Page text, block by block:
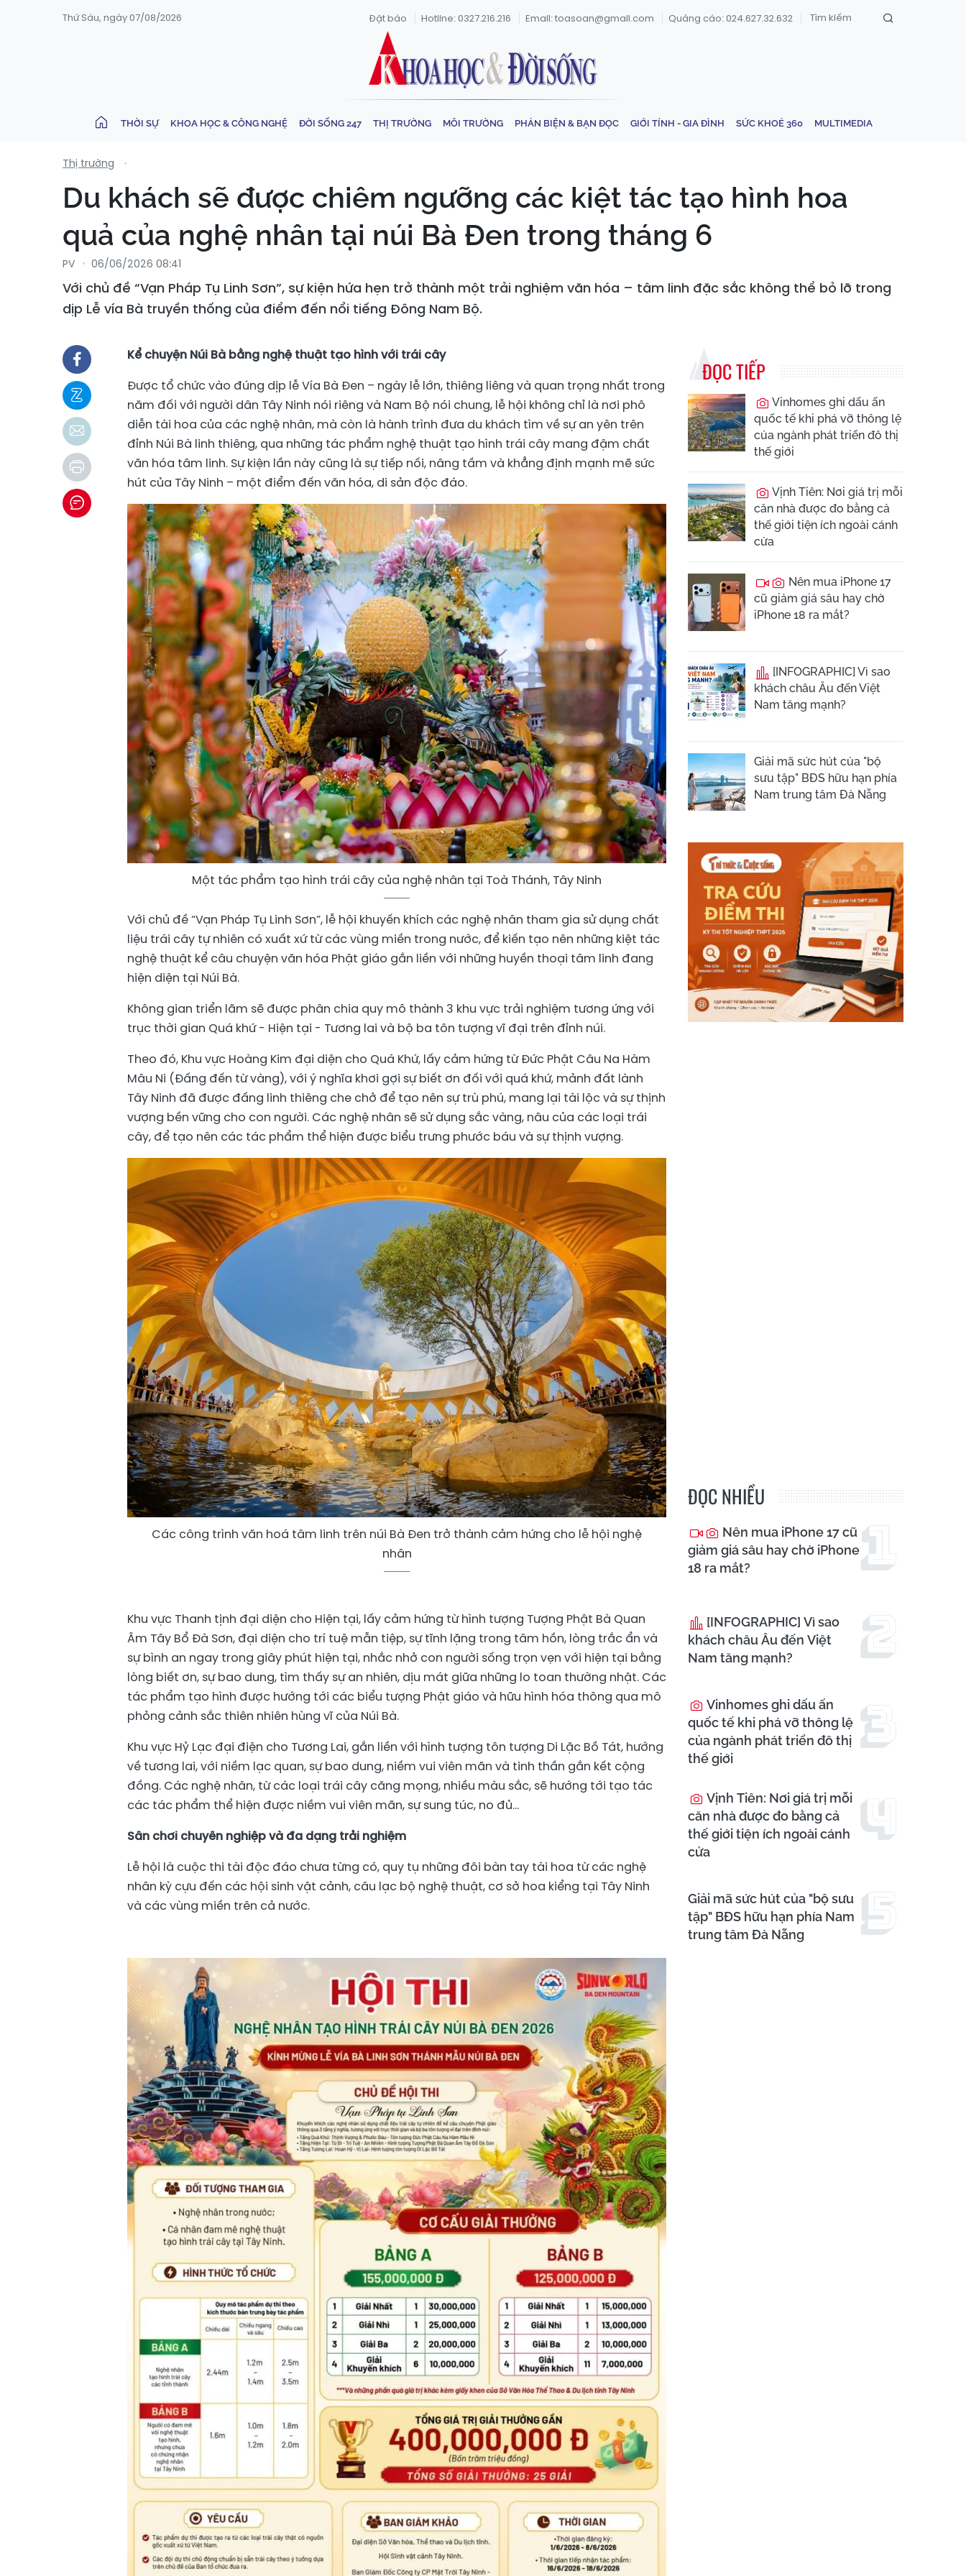
Thứ Sáu, ngày 07/08/2026 Đặt báo Hotline: 0327.216.216 Email: toasoan@gmail.com Quảng cáo: 024.627.32.632
THỜI SỰ KHOA HỌC & CÔNG NGHỆ ĐỜI SỐNG 247 THỊ TRƯỜNG MÔI TRƯỜNG PHẢN BIỆN & BẠN ĐỌC GIỚI TÍNH - GIA ĐÌNH SỨC KHOẺ 360 MULTIMEDIA
Thị trường
Du khách sẽ được chiêm ngưỡng các kiệt tác tạo hình hoa
quả của nghệ nhân tại núi Bà Đen trong tháng 6
PV 06/06/2026 08:41
Với chủ đề “Vạn Pháp Tụ Linh Sơn”, sự kiện hứa hẹn trở thành một trải nghiệm văn hóa – tâm linh đặc sắc không thể bỏ lỡ trong
dịp Lễ vía Bà truyền thống của điểm đến nổi tiếng Đông Nam Bộ.
Kể chuyện Núi Bà bằng nghệ thuật tạo hình với trái cây
Được tổ chức vào đúng dịp lễ Vía Bà Đen – ngày lễ lớn, thiêng liêng và quan trọng nhất trong
năm đối với người dân Tây Ninh nói riêng và Nam Bộ nói chung, lễ hội không chỉ là nơi phô
diễn tài hoa của các nghệ nhân, mà còn là hành trình đưa du khách tìm về sự an yên trên
đỉnh Núi Bà linh thiêng, qua những tác phẩm nghệ thuật tạo hình trái cây mang đậm chất
văn hóa tâm linh. Sự kiện lần này cũng là sự tiếp nối, nâng tầm và khẳng định mạnh mẽ sức
hút của Tây Ninh – một điểm đến văn hóa, di sản độc đáo.
Một tác phẩm tạo hình trái cây của nghệ nhân tại Toà Thánh, Tây Ninh
​Với chủ đề “Vạn Pháp Tụ Linh Sơn”, lễ hội khuyến khích các nghệ nhân tham gia sử dụng chất
liệu trái cây tự nhiên có xuất xứ từ các vùng miền trong nước, để kiến tạo nên những kiệt tác
nghệ thuật kể câu chuyện văn hóa Phật giáo gắn liền với những huyền thoại tâm linh đang
hiện diện tại Núi Bà.
Không gian triển lãm sẽ được phân chia quy mô thành 3 khu vực trải nghiệm tương ứng với
trục thời gian Quá khứ - Hiện tại - Tương lai và bộ ba tôn tượng vĩ đại trên đỉnh núi.
Theo đó, Khu vực Hoàng Kim đại diện cho Quá Khứ, lấy cảm hứng từ Đức Phật Câu Na Hàm
Mâu Ni (Đấng đến từ vàng), với ý nghĩa khơi gợi sự biết ơn đối với quá khứ, mảnh đất lành
Tây Ninh đã được đấng linh thiêng che chở để tạo nên sự trù phú, mang lại tài lộc và sự thịnh
vượng bền vững cho con người. Các nghệ nhân sẽ sử dụng sắc vàng, nâu của các loại trái
cây, để tạo nên các tác phẩm thể hiện được biểu trưng phước báu và sự thịnh vượng.
Các công trình văn hoá tâm linh trên núi Bà Đen trở thành cảm hứng cho lễ hội nghệ
nhân
​Khu vực Thanh tịnh đại diện cho Hiện tại, lấy cảm hứng từ hình tượng Tượng Phật Bà Quan
Âm Tây Bổ Đà Sơn, đại diện cho trí tuệ mẫn tiệp, sự tĩnh lặng trong tâm hồn, lòng trắc ẩn và
sự bình an ngay trong giây phút hiện tại, nhắc nhở con người sống trọn vẹn với hiện tại bằng
lòng biết ơn, sự bao dung, tìm thấy sự an nhiên, dịu mát giữa những lo toan thường nhật. Các
tác phẩm tạo hình được hướng tới các biểu tượng Phật giáo và hữu hình hóa thông qua mô
phỏng cảnh sắc thiên nhiên hùng vĩ của Núi Bà.
Khu vực Hỷ Lạc đại điện cho Tương Lai, gắn liền với hình tượng tôn tượng Di Lặc Bồ Tát, hướng
về tương lai, với niềm lạc quan, sự bao dung, niềm vui viên mãn và tinh thần gắn kết cộng
đồng. Các nghệ nhân, từ các loại trái cây căng mọng, nhiều màu sắc, sẽ hướng tới tạo tác
các tác phẩm thể hiện được niềm vui viên mãn, sự sung túc, no đủ…
Sân chơi chuyên nghiệp và đa dạng trải nghiệm
Lễ hội là cuộc thi tài độc đáo chưa từng có, quy tụ những đôi bàn tay tài hoa từ các nghệ
nhân kỳ cựu đến các hội sinh vật cảnh, câu lạc bộ nghệ thuật, cơ sở hoa kiểng tại Tây Ninh
và các vùng miền trên cả nước.
ĐỌC TIẾP
Vinhomes ghi dấu ấn
quốc tế khi phá vỡ thông lệ
của ngành phát triển đô thị
thế giới
Vịnh Tiên: Nơi giá trị mỗi
căn nhà được đo bằng cả
thế giới tiện ích ngoài cánh
cửa
Nên mua iPhone 17
cũ giảm giá sâu hay chờ
iPhone 18 ra mắt?
[INFOGRAPHIC] Vì sao
khách châu Âu đến Việt
Nam tăng mạnh?
Giải mã sức hút của "bộ
sưu tập" BĐS hữu hạn phía
Nam trung tâm Đà Nẵng
ĐỌC NHIỀU
Nên mua iPhone 17 cũ
giảm giá sâu hay chờ iPhone
18 ra mắt?
[INFOGRAPHIC] Vì sao
khách châu Âu đến Việt
Nam tăng mạnh?
Vinhomes ghi dấu ấn
quốc tế khi phá vỡ thông lệ
của ngành phát triển đô thị
thế giới
Vịnh Tiên: Nơi giá trị mỗi
căn nhà được đo bằng cả
thế giới tiện ích ngoài cánh
cửa
Giải mã sức hút của "bộ sưu
tập" BĐS hữu hạn phía Nam
trung tâm Đà Nẵng